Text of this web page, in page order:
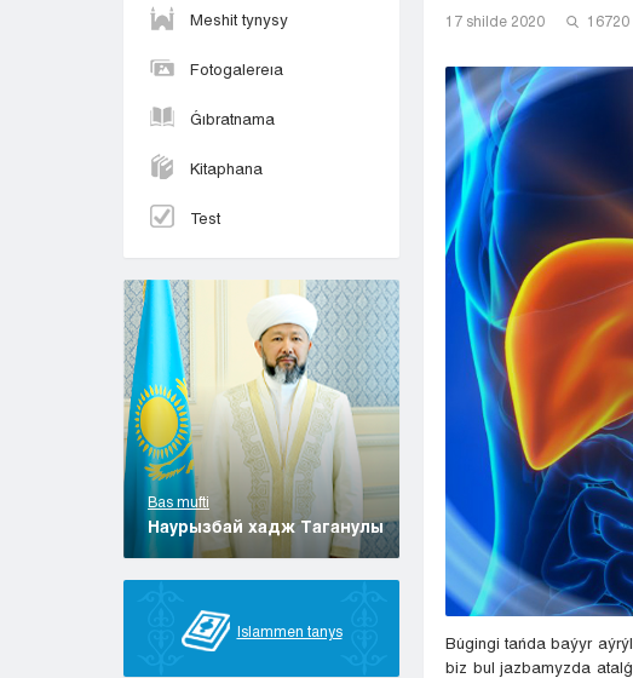
Meshit tynysy
Fotogalereıa
Ǵıbratnama
Kitaphana
Test
Bas mufti
Наурызбай хадж Таганулы
Islammen tanys
17 shіlde 2020 16720
Búgingi tańda baýyr
biz bul jazbamyzda